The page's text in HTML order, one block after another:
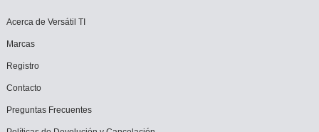
Acerca de Versátil TI
Marcas
Registro
Contacto
Preguntas Frecuentes